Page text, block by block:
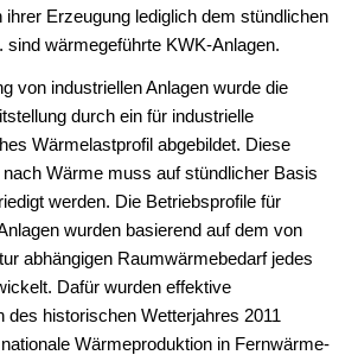
Kostenschätzungen aus dem
ihrer Erzeugung lediglich dem stündlichen
sind wärmegeführte KWK-Anlagen.
von industriellen Anlagen wurde die
durch ein für industrielle
Wärmelastprofil abgebildet. Diese
Wärme muss auf stündlicher Basis
werden. Die Betriebsprofile für
wurden basierend auf dem von
abhängigen Raumwärmebedarf jedes
Dafür wurden effektive
des historischen Wetterjahres 2011
Wärmeproduktion in Fernwärme-